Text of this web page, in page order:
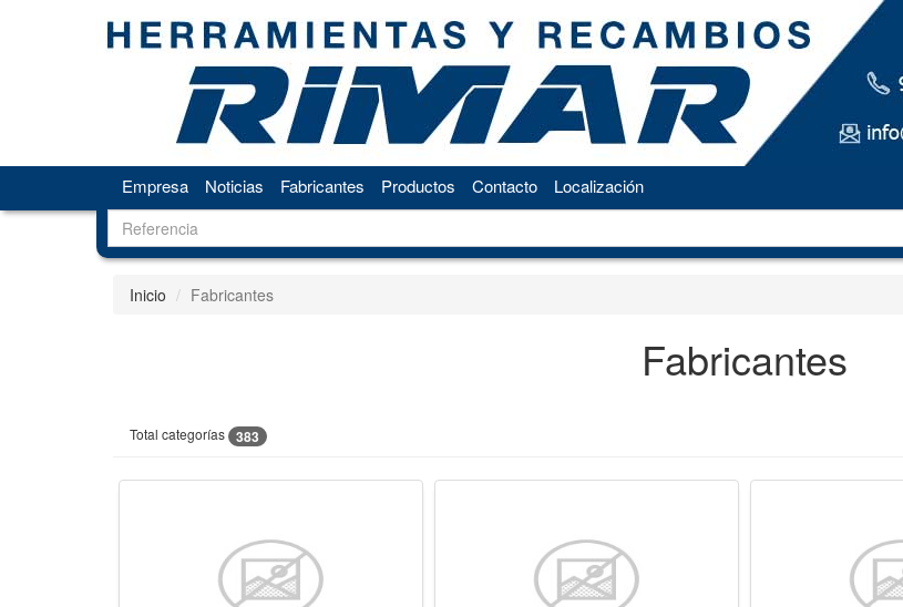
Empresa Noticias Fabricantes Productos Contacto Localización
Inicio Fabricantes
Fabricantes
Total categorías 383